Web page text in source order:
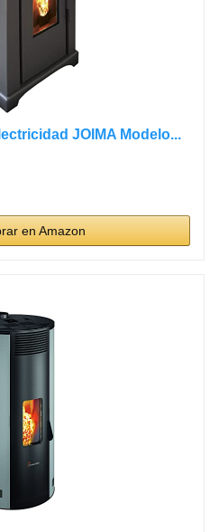
JOIMA Modelo...
en Amazon